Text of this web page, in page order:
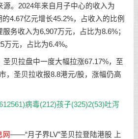
源。2024年来自月子中心的收入为
4.67亿元增长45.2%，占收入的比例
务收入为6,907万元，占比为8.6%；
元，占比为6.4%。
贝拉盘中一度大幅拉涨67.17%，至
，圣贝拉收报8.8港元/股，涨幅仍高
病毒(212)孩子(325)2(53)吐泻
网——“月子界LV”圣贝拉登陆港股 上